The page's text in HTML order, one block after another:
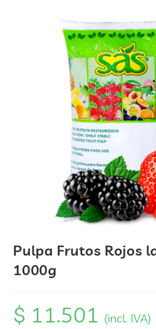
Pulpa Frutos Rojos
1000g
$ 11.501 (incl. IVA)